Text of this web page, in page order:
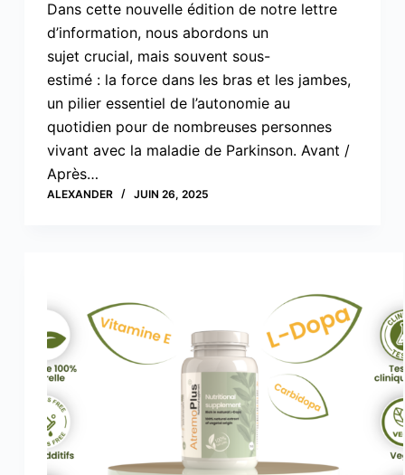
Dans cette nouvelle édition de notre lettre
d’information, nous abordons un
sujet crucial, mais souvent sous-
estimé : la force dans les bras et les jambes,
un pilier essentiel de l’autonomie au
quotidien pour de nombreuses personnes
vivant avec la maladie de Parkinson. Avant /
Après…
ALEXANDER JUIN 26, 2025